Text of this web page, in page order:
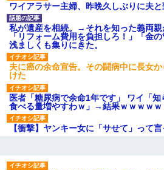
【衝撃】報酬100万円超の治験
募集がこちらｗｗｗｗｗ(※画像
あり)
【ネット騒然】惨殺されたタ
ワマン頂き女子のこの動画、す
げえええええｗｗｗｗｗｗｗｗ
ｗｗｗ
【愕然】白のクラウン俺氏、
高速道路左車線を制限速度で走
った結果wwwwwwwwwwww
百年の恋12-899 食べた量を
張り合ってくる
【悲報】佐藤輝明・・・２軍
でも盛大にやらかす←あまり悲
ワイアラサー主婦、昨晩久しぶりに夫
私が遺産を相続。→それを知った義両親
「リフォーム費用を負担しろ！」「金
浅ましくも集りにきた。
夫に癌の余命宣告。その闘病中に長女
けた
医者「糖尿病で余命1年です」 ワイ「
食べる量増やすわｗ」→結果ｗｗｗｗｗ
【衝撃】ヤンキー女に「サせて」って